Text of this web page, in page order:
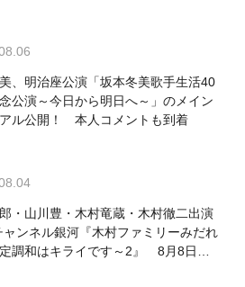
、明治座公演「坂本冬美歌手生活40
公演～今日から明日へ～」のメイン
ル公開！ 本人コメントも到着
・山川豊・木村竜蔵・木村徹二出演
ャンネル銀河『木村ファミリーみだれ
調和はキライです～2』 8月8日